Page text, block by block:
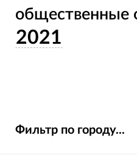
общественные
2021
Фильтр по городу...